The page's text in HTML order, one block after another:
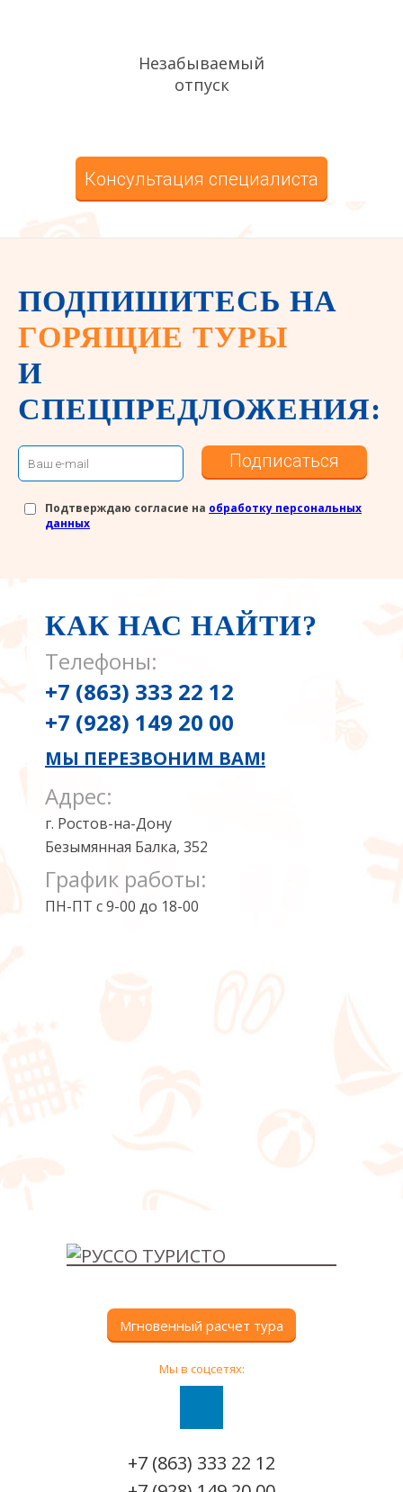
Незабываемый
отпуск
Консультация специалиста
ПОДПИШИТЕСЬ НА
ГОРЯЩИЕ ТУРЫ
И
СПЕЦПРЕДЛОЖЕНИЯ:
Подписаться
Подтверждаю согласие на обработку персональных
данных
КАК НАС НАЙТИ?
Телефоны:
+7 (863) 333 22 12
+7 (928) 149 20 00
МЫ ПЕРЕЗВОНИМ ВАМ!
Адрес:
г. Ростов-на-Дону
Безымянная Балка, 352
График работы:
ПН-ПТ с 9-00 до 18-00
Мгновенный расчет тура
Мы в соцсетях:
+7 (863) 333 22 12